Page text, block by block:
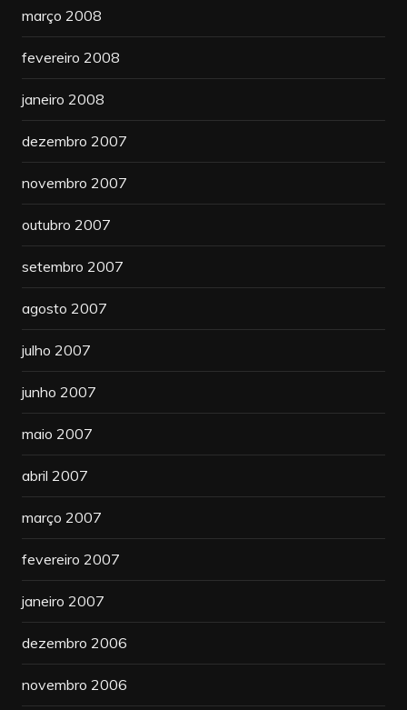
março 2008
fevereiro 2008
janeiro 2008
dezembro 2007
novembro 2007
outubro 2007
setembro 2007
agosto 2007
julho 2007
junho 2007
maio 2007
abril 2007
março 2007
fevereiro 2007
janeiro 2007
dezembro 2006
novembro 2006